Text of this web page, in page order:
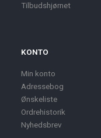
Tilbudshjørnet
KONTO
Min konto
Adressebog
Ønskeliste
Ordrehistorik
Nyhedsbrev